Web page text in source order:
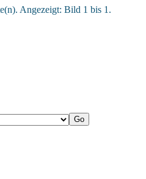
Angezeigt: Bild 1 bis 1.